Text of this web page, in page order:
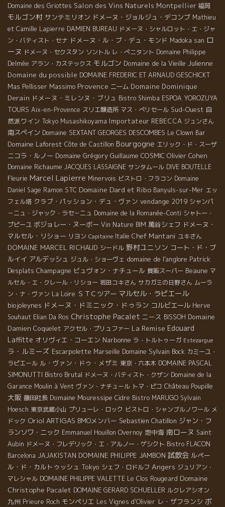
Domaine des Griottes Salon des Vins Naturels Montpellier 福岡
モルゴン村 サンテミリオン ドメーヌ・ジョルジュ・デコンブ Mathieu
et Camille Lapierre DAMIEN BUREAU ドメーヌ・シャルロット・エ・ジャ
ン・バティスト・セナ ドメーヌ・ル・ブ・デュ・モンド Madoka san ロ
ーヌ ドメーヌ・セクスタン ソントル レ・ぺニタント Domaine Philippe
Delmée アラン・カステックス モルゴン Domaine de la Vieille Julienne
Domaine du possible DOMAINE FREDERIC ET ARNAUD GESCHICKT
Mas Pellisser Massimo Provence ニーム Domaine Dominique
Derain ドメーヌ・ミレンヌ・ブリュ Bistro Shimba ESPOA YOROZUYA
TOURS Aix-en-Provence スリエ醸造所 マス・ぺリセール Sud-Ouest 自
然派ワイン Tokyo Musashikoyama Importateur REBECCA ジュンさん
南スペイン Domaine SEXTANT GEORGES DESCOMBES Le Clown Bar
Domaine Laforest Côte de Castillon Bourgogne エリック・ド・スーザ
ニコラ・ルノー Domaine Grégory Guillaume COSMIC Olivier Cohen
Domaine Richaume JACQUES LASSAIGNE サンタムール DIVE BOUTELLE
Fleurie Marcel Lapierre Minervois ビストロ・フラコン Domaine
Daniel Sage Ramon STC Domaine Dard et Ribo Banyuls-sur-Mer エッ
フェル塔 クラブ・パッション・デュ・ヴァン vendange 2019 シャンパ
－ニュ・ジャック・ラセ－ニュ Domaine de la Romanée-Conti シャトー・
プピーユ ボジョレー・ヌーボー Vin Nature BIM 萬谷シェフ ドメーヌ・
マルセル・リショー リヨン Capitaine Italie Chef Mantani ユキさん
DOMAINE MARCEL RICHAUD シードル 野村ユニソン コート・ド・ブ
ルイイ アルデッシュ ジュル・ショーヴェ domaine de l'anglore Patrick
Desplats Champagne ビュヴォン・ナチュール 質販スーパー Beaune マ
ルセル・エ・クレール・リショー 岩田コキさん サカガミの日野さん ムーラ
ン・ナ・ヴァン La Loire ＳＴＣツアー マルセル・ラピエール
biojoleynes ドメーヌ・ドミニック・ドゥラン コルビエール Herve
Souhaut Elian Da Ros Christophe Pacalet ニース BISSOH Domaine
Damien Coquelet アクセル・プリュファー La Remise Edouard
Laffitte オリヴィエ・コーエン Narbonne ラ・トルトゥーガ Estezargue
ラ・ルミーズ Escarpolette Marseille Domaine Sylvain Bock カミーユ・
ラピエール ル・ヴァン・ドゥ・メザミ 東京・六本木 DOMAINE PASCAL
SIMONUTTI Bistro Brutal ドメーヌ・バティスト・クザン Domaine de la
Garance Moulin à Vent ヴァン・ナチュール トマ・ピコ Château Poupille
大阪 藤田社長 Domaine Mouressipe Cidre Bistro MARUGO Sylvain
Hoesch 東京武蔵小山 プリューレ・ロック ビストロ・シャンブルノワール メ
ドック Oriol ARTIGAS BMOメンバー Sebastien Chatillon ジャン・フ
ランソワ・ニック Emmanuel Houillon Overnoy 地中海 南ローヌ Saint
Aubin ドメーヌ・フレデリック・エ・アルノー・ゲシクト Bistro FLACON
Barcelona JAJAKISTAN DOMAINE PHILIPPE JAMBON 試飲会 ルペー
ル・ド・カルトゥッシュ Tokyo シェフ・ロドルフ Angers ジュリアン・
マレシャル DOMAINE PHILIPPE VALETTE Le Clos Rougeard Domaine
Christophe Pacalet DOMAINE GERARD SCHUELLER ルクレアシオン
九州 Prieure Roch モンペリエ Les Vignes d'Olivier レ・ザフランシ ボ